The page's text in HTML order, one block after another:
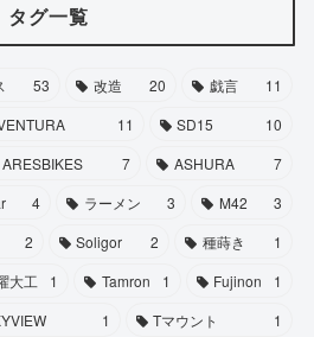
タグ一覧
53 改造 20 戯言
11
11 SD15
10
ARESBIKES 7 ASHURA
7
4 ラーメン 3 M42
3
2 Soligor 2 種蒔き
1
大工 1 Tamron 1 Fujinon
1
1 Tマウント
1